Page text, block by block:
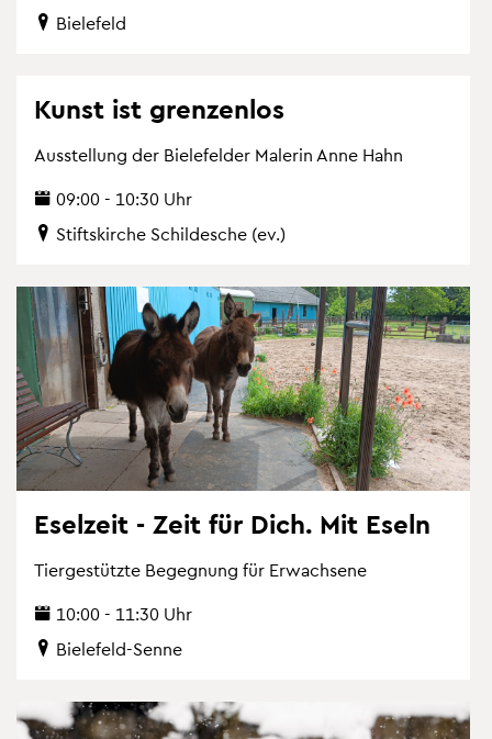
Bie­le­feld
Kunst ist gren­zen­los
Aus­stel­lung der Bie­le­fel­der Ma­le­rin Anne Hahn
09:00 - 10:30 Uhr
Stifts­kir­che Schil­desche (ev.)
Esel­zeit - Zeit für Dich. Mit Eseln
Tier­ge­stütz­te Be­geg­nung für Er­wach­se­ne
10:00 - 11:30 Uhr
Bie­le­feld-Senne